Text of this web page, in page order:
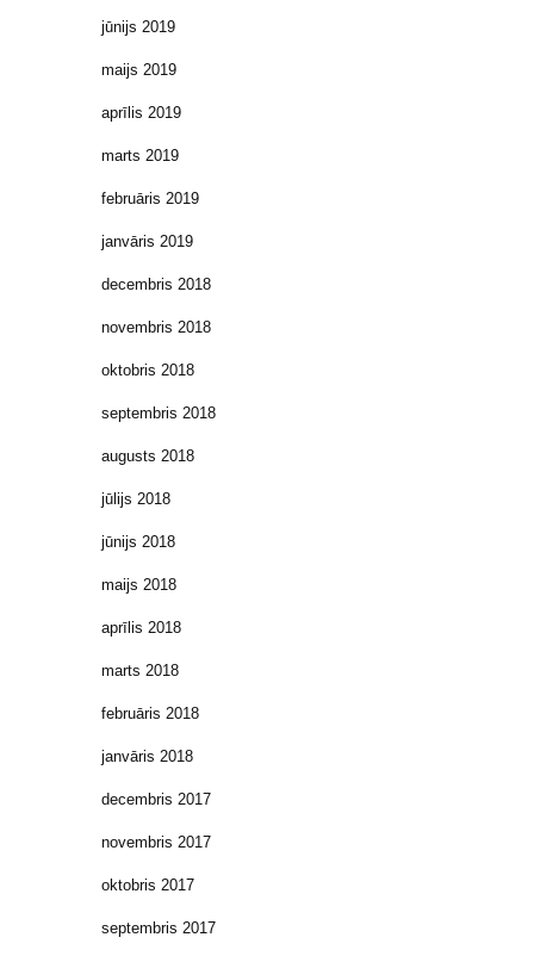
jūnijs 2019
maijs 2019
aprīlis 2019
marts 2019
februāris 2019
janvāris 2019
decembris 2018
novembris 2018
oktobris 2018
septembris 2018
augusts 2018
jūlijs 2018
jūnijs 2018
maijs 2018
aprīlis 2018
marts 2018
februāris 2018
janvāris 2018
decembris 2017
novembris 2017
oktobris 2017
septembris 2017